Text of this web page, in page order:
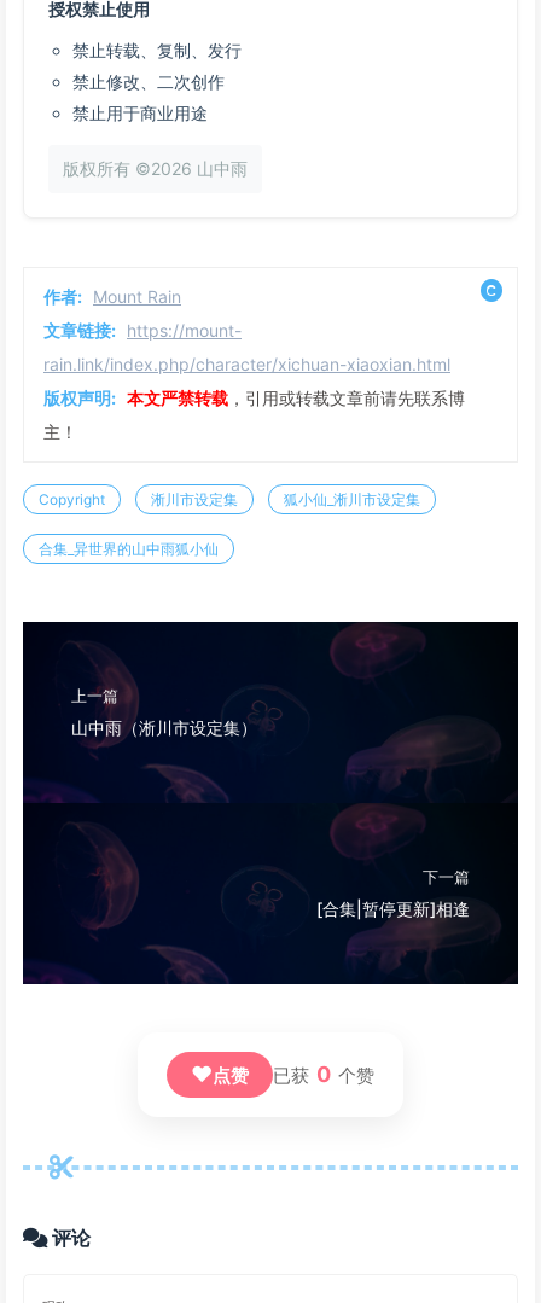
授权禁止使用
禁止转载、复制、发行
禁止修改、二次创作
禁止用于商业用途
版权所有 ©2026 山中雨
作者: Mount Rain
文章链接: https://mount-
rain.link/index.php/character/xichuan-xiaoxian.html
版权声明: 本文严禁转载 ，引用或转载文章前请先联系博
主！
Copyright 淅川市设定集 狐小仙_淅川市设定集
合集_异世界的山中雨狐小仙
上一篇
山中雨（淅川市设定集）
下一篇
[合集|暂停更新]相逢
❤点赞 已获 0 个赞
评论